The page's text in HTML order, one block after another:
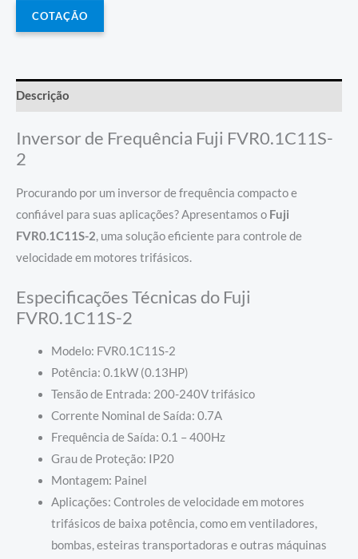
COTAÇÃO
Descrição
Inversor de Frequência Fuji FVR0.1C11S-
2
Procurando por um inversor de frequência compacto e
confiável para suas aplicações? Apresentamos o Fuji
FVR0.1C11S-2, uma solução eficiente para controle de
velocidade em motores trifásicos.
Especificações Técnicas do Fuji
FVR0.1C11S-2
Modelo: FVR0.1C11S-2
Potência: 0.1kW (0.13HP)
Tensão de Entrada: 200-240V trifásico
Corrente Nominal de Saída: 0.7A
Frequência de Saída: 0.1 – 400Hz
Grau de Proteção: IP20
Montagem: Painel
Aplicações: Controles de velocidade em motores
trifásicos de baixa potência, como em ventiladores,
bombas, esteiras transportadoras e outras máquinas